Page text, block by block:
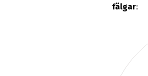
fälgar: